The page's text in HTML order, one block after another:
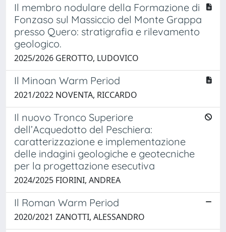
Il membro nodulare della Formazione di
Fonzaso sul Massiccio del Monte Grappa
presso Quero: stratigrafia e rilevamento
geologico.
2025/2026 GEROTTO, LUDOVICO
Il Minoan Warm Period
2021/2022 NOVENTA, RICCARDO
Il nuovo Tronco Superiore
dell’Acquedotto del Peschiera:
caratterizzazione e implementazione
delle indagini geologiche e geotecniche
per la progettazione esecutiva
2024/2025 FIORINI, ANDREA
Il Roman Warm Period
2020/2021 ZANOTTI, ALESSANDRO